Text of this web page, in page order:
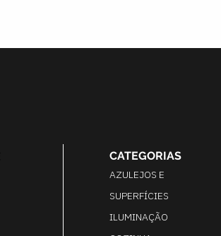
CATEGORIAS
AZULEJOS E
SUPERFÍCIES
ILUMINAÇÃO